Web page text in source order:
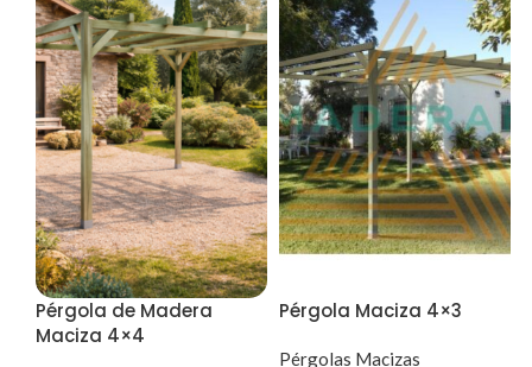
Pérgola de Madera
Maciza 4×4
Pérgola Maciza 4×3
Pérgolas Macizas